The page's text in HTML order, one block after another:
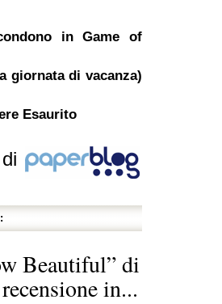
in Game of
giornata di vacanza)
Esaurito
Beautiful” di
in...